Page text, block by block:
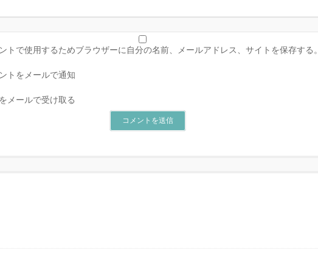
トで使用するためブラウザーに自分の名前、メールアドレス、サイトを保存する。
トをメールで通知
メールで受け取る